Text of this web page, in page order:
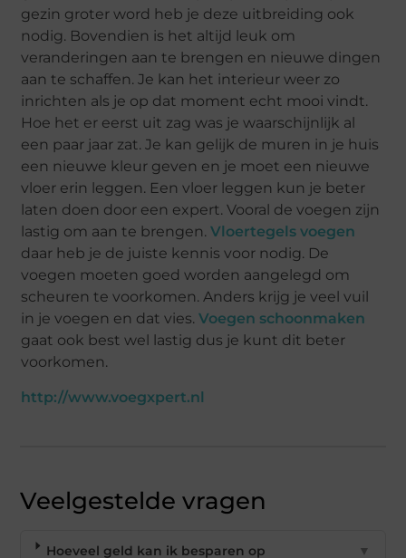
gezin groter word heb je deze uitbreiding ook
nodig. Bovendien is het altijd leuk om
veranderingen aan te brengen en nieuwe dingen
aan te schaffen. Je kan het interieur weer zo
inrichten als je op dat moment echt mooi vindt.
Hoe het er eerst uit zag was je waarschijnlijk al
een paar jaar zat. Je kan gelijk de muren in je huis
een nieuwe kleur geven en je moet een nieuwe
vloer erin leggen. Een vloer leggen kun je beter
laten doen door een expert. Vooral de voegen zijn
lastig om aan te brengen.Vloertegels voegen
daar heb je de juiste kennis voor nodig. De
voegen moeten goed worden aangelegd om
scheuren te voorkomen. Anders krijg je veel vuil
in je voegen en dat vies.Voegen schoonmaken
gaat ook best wel lastig dus je kunt dit beter
voorkomen.
http://www.voegxpert.nl
Veelgestelde vragen
Hoeveel geld kan ik besparen op
▼